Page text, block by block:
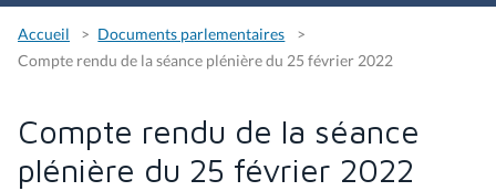
Accueil
Documents parlementaires
Compte rendu de la séance plénière du 25 février 2022
Compte rendu de la séance
plénière du 25 février 2022